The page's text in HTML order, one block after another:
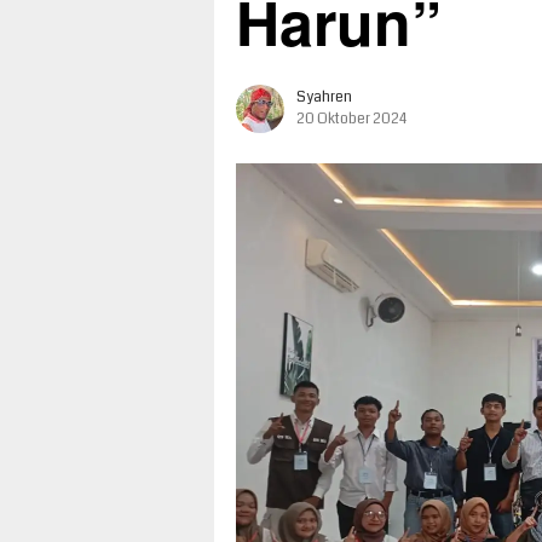
Harun”
Syahren
20 Oktober 2024